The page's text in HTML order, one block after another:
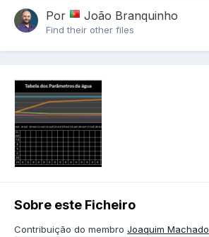
Por João Branquinho
Find their other files
Sobre este Ficheiro
Contribuição do membro Joaquim Machado